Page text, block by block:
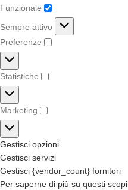
Funzionale
Sempre attivo
Preferenze
Statistiche
Marketing
Gestisci opzioni
Gestisci servizi
Gestisci {vendor_count} fornitori
Per saperne di più su questi scopi